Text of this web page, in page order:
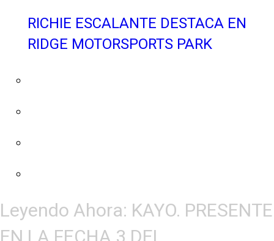
RICHIE ESCALANTE DESTACA EN
RIDGE MOTORSPORTS PARK
Leyendo Ahora: KAYO. PRESENTE